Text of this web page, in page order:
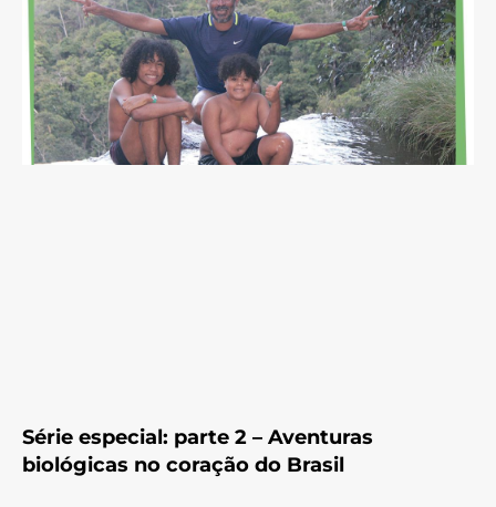
Série especial: parte 2 – Aventuras
biológicas no coração do Brasil